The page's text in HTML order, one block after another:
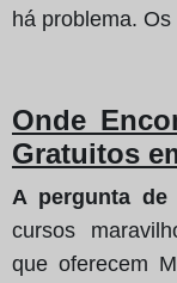
há problema.
Onde
Gratuitos
A pergunta
cursos
que oferecem